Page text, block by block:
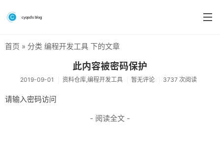
分类
硬件测评
首页 » 分类 编程开发工具 下的文章
此内容被密码保护
2019-09-01 资料仓库,编程开发工具 暂无评论 3737 次阅读
请输入密码访问
- 阅读全文 -